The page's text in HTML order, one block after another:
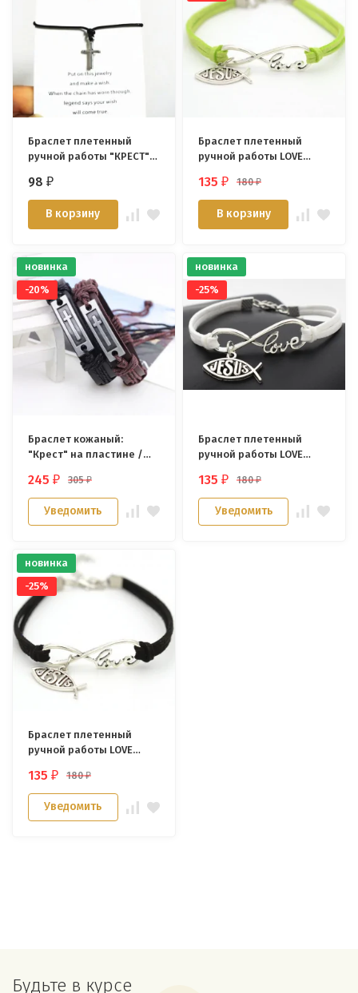
Браслет плетенный
ручной работы "КРЕСТ" /
98₽
В корзину
Браслет плетенный
ручной работы LOVE
135₽ 180₽
В корзину
новинка
-20%
Браслет кожаный:
"Крест" на пластине /
245₽ 305₽
Уведомить
новинка
-25%
Браслет плетенный
ручной работы LOVE
135₽ 180₽
Уведомить
новинка
-25%
Браслет плетенный
ручной работы LOVE
135₽ 180₽
Уведомить
Будьте в курсе